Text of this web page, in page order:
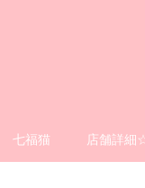
七福猫 店舗詳細